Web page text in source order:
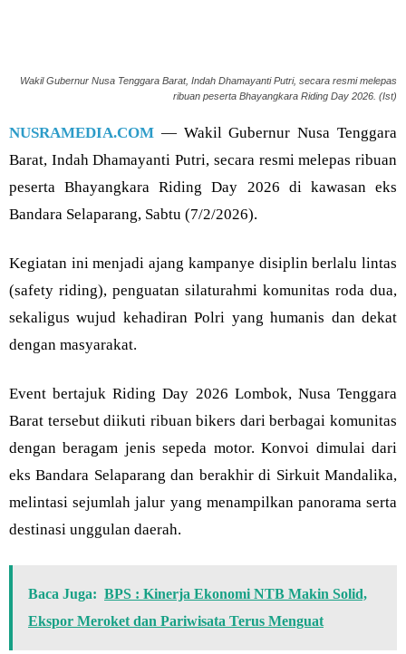
Wakil Gubernur Nusa Tenggara Barat, Indah Dhamayanti Putri, secara resmi melepas
ribuan peserta Bhayangkara Riding Day 2026. (Ist)
NUSRAMEDIA.COM — Wakil Gubernur Nusa Tenggara
Barat, Indah Dhamayanti Putri, secara resmi melepas ribuan
peserta Bhayangkara Riding Day 2026 di kawasan eks
Bandara Selaparang, Sabtu (7/2/2026).
Kegiatan ini menjadi ajang kampanye disiplin berlalu lintas
(safety riding), penguatan silaturahmi komunitas roda dua,
sekaligus wujud kehadiran Polri yang humanis dan dekat
dengan masyarakat.
Event bertajuk Riding Day 2026 Lombok, Nusa Tenggara
Barat tersebut diikuti ribuan bikers dari berbagai komunitas
dengan beragam jenis sepeda motor. Konvoi dimulai dari
eks Bandara Selaparang dan berakhir di Sirkuit Mandalika,
melintasi sejumlah jalur yang menampilkan panorama serta
destinasi unggulan daerah.
Baca Juga: BPS : Kinerja Ekonomi NTB Makin Solid,
Ekspor Meroket dan Pariwisata Terus Menguat